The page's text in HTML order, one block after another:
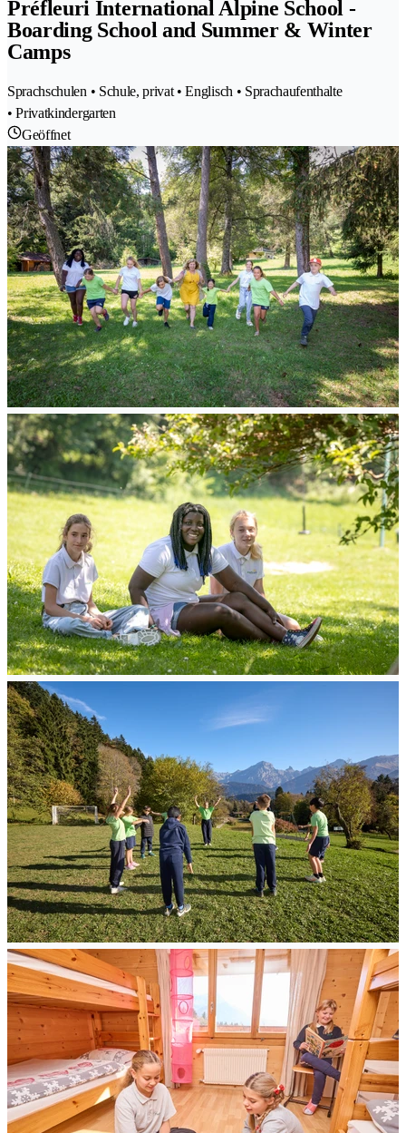
Préfleuri International Alpine School -
Boarding School and Summer & Winter
Camps
Sprachschulen • Schule, privat • Englisch • Sprachaufenthalte
• Privatkindergarten
Geöffnet